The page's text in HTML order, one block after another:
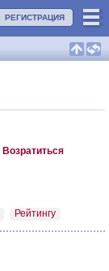
РЕГИСТРАЦИЯ
Возратиться
Рейтингу